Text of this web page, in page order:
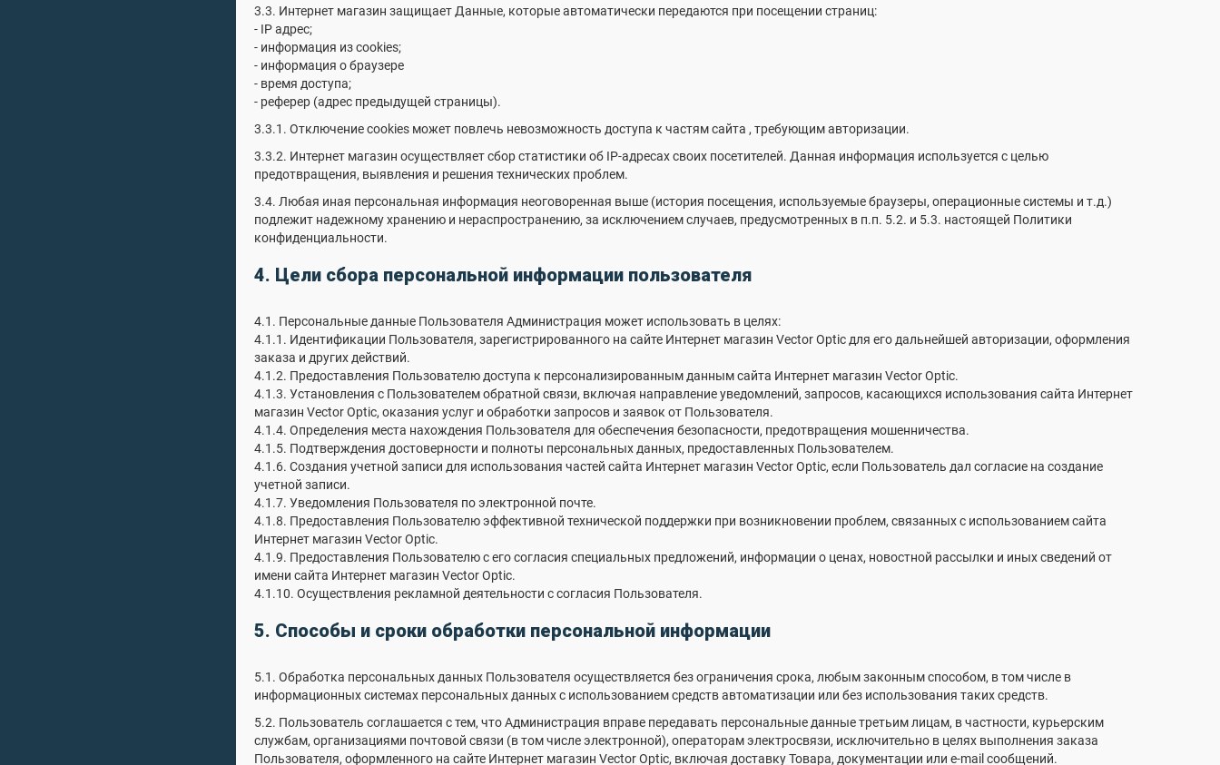
3.3. Интернет магазин защищает Данные, которые автоматически передаются при посещении страниц:
- IP адрес;
- информация из cookies;
- информация о браузере
- время доступа;
- реферер (адрес предыдущей страницы).
3.3.1. Отключение cookies может повлечь невозможность доступа к частям сайта , требующим авторизации.
3.3.2. Интернет магазин осуществляет сбор статистики об IP-адресах своих посетителей. Данная информация используется с целью
предотвращения, выявления и решения технических проблем.
3.4. Любая иная персональная информация неоговоренная выше (история посещения, используемые браузеры, операционные системы и т.д.)
подлежит надежному хранению и нераспространению, за исключением случаев, предусмотренных в п.п. 5.2. и 5.3. настоящей Политики
конфиденциальности.
4. Цели сбора персональной информации пользователя
4.1. Персональные данные Пользователя Администрация может использовать в целях:
4.1.1. Идентификации Пользователя, зарегистрированного на сайте Интернет магазин Vector Optic для его дальнейшей авторизации, оформления
заказа и других действий.
4.1.2. Предоставления Пользователю доступа к персонализированным данным сайта Интернет магазин Vector Optic.
4.1.3. Установления с Пользователем обратной связи, включая направление уведомлений, запросов, касающихся использования сайта Интернет
магазин Vector Optic, оказания услуг и обработки запросов и заявок от Пользователя.
4.1.4. Определения места нахождения Пользователя для обеспечения безопасности, предотвращения мошенничества.
4.1.5. Подтверждения достоверности и полноты персональных данных, предоставленных Пользователем.
4.1.6. Создания учетной записи для использования частей сайта Интернет магазин Vector Optic, если Пользователь дал согласие на создание
учетной записи.
4.1.7. Уведомления Пользователя по электронной почте.
4.1.8. Предоставления Пользователю эффективной технической поддержки при возникновении проблем, связанных с использованием сайта
Интернет магазин Vector Optic.
4.1.9. Предоставления Пользователю с его согласия специальных предложений, информации о ценах, новостной рассылки и иных сведений от
имени сайта Интернет магазин Vector Optic.
4.1.10. Осуществления рекламной деятельности с согласия Пользователя.
5. Способы и сроки обработки персональной информации
5.1. Обработка персональных данных Пользователя осуществляется без ограничения срока, любым законным способом, в том числе в
информационных системах персональных данных с использованием средств автоматизации или без использования таких средств.
5.2. Пользователь соглашается с тем, что Администрация вправе передавать персональные данные третьим лицам, в частности, курьерским
службам, организациями почтовой связи (в том числе электронной), операторам электросвязи, исключительно в целях выполнения заказа
Пользователя, оформленного на сайте Интернет магазин Vector Optic, включая доставку Товара, документации или e-mail сообщений.